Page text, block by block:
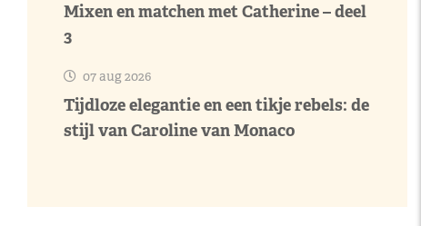
Mixen en matchen met Catherine – deel
3
07 aug 2026
Tijdloze elegantie en een tikje rebels: de
stijl van Caroline van Monaco